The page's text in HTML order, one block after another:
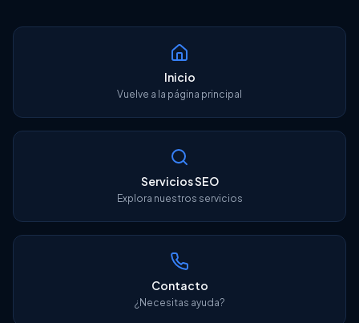
Inicio
Vuelve a la página principal
Servicios SEO
Explora nuestros servicios
Contacto
¿Necesitas ayuda?